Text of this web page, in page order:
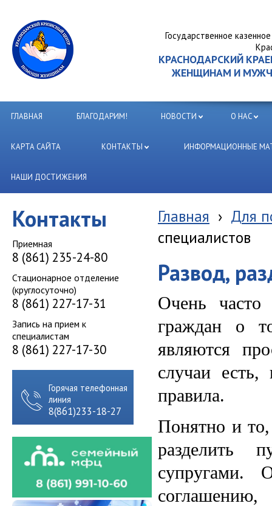
Государственное
КРАСНОДАРСКИЙ
ЖЕНЩИНАМ И
ГЛАВНАЯ БЛАГОДАРИМ! НОВОСТИ О НАС
КАРТА САЙТА КОНТАКТЫ ИНФОРМАЦИОННЫЕ
НАШИ ДОСТИЖЕНИЯ
Контакты
Приемная
8 (861) 235-24-80
Стационарное отделение
(круглосуточно)
8 (861) 227-17-31
Запись на прием к
специалистам
8 (861) 227-17-30
Горячая телефонная
линия
8(861)233-18-27
Главная › Для
специалистов
Развод,
Очень
граждан о
являются
случаи
правила.
Понятно и
разделить
супругами.